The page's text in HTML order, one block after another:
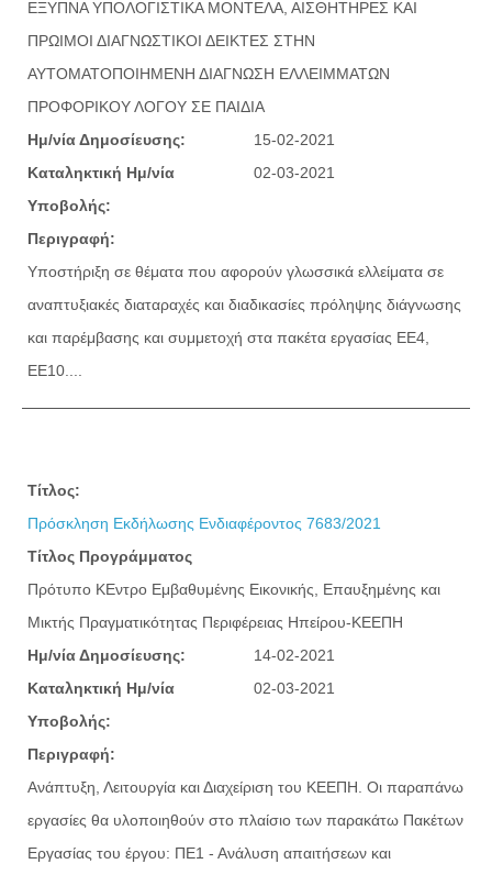
ΕΞΥΠΝΑ ΥΠΟΛΟΓΙΣΤΙΚΑ ΜΟΝΤΕΛΑ, ΑΙΣΘΗΤΗΡΕΣ ΚΑΙ
ΠΡΩΙΜΟΙ ΔΙΑΓΝΩΣΤΙΚΟΙ ΔΕΙΚΤΕΣ ΣΤΗΝ
ΑΥΤΟΜΑΤΟΠΟΙΗΜΕΝΗ ΔΙΑΓΝΩΣΗ ΕΛΛΕΙΜΜΑΤΩΝ
ΠΡΟΦΟΡΙΚΟΥ ΛΟΓΟΥ ΣΕ ΠΑΙΔΙΑ
Ημ/νία Δημοσίευσης:
15-02-2021
Καταληκτική Ημ/νία
Υποβολής:
02-03-2021
Περιγραφή:
Υποστήριξη σε θέματα που αφορούν γλωσσικά ελλείματα σε
αναπτυξιακές διαταραχές και διαδικασίες πρόληψης διάγνωσης
και παρέμβασης και συμμετοχή στα πακέτα εργασίας ΕΕ4,
ΕΕ10....
Τίτλος:
Πρόσκληση Εκδήλωσης Ενδιαφέροντος 7683/2021
Τίτλος Προγράμματος
Πρότυπο ΚΕντρο Εμβαθυμένης Εικονικής, Επαυξημένης και
Μικτής Πραγματικότητας Περιφέρειας Ηπείρου-ΚΕΕΠΗ
Ημ/νία Δημοσίευσης:
14-02-2021
Καταληκτική Ημ/νία
Υποβολής:
02-03-2021
Περιγραφή:
Ανάπτυξη, Λειτουργία και Διαχείριση του ΚΕΕΠΗ. Οι παραπάνω
εργασίες θα υλοποιηθούν στο πλαίσιο των παρακάτω Πακέτων
Εργασίας του έργου: ΠΕ1 - Ανάλυση απαιτήσεων και